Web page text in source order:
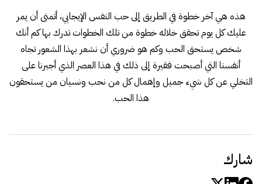
هذه هي آخر خطوة في الطريق إلى حب النفس الإيجابي، أتمنى أن يمر
عليك كل يوم تحقق خلاله خطوة من تلك الخطوات تدرك بها كم أنك
شخص يستحق الحب وكم هو ضروري أن نشعر بهذا الشعور تجاه
أنفسنا التي أصبحت فقيرة إلى ذلك في هذا العصر الذي أجبرنا على
التخلي عن كل شيء جميل وإهمال كل من نحب ونسيان من يستحقون
هذا الحب.
شارك